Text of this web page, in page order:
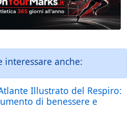
interessare anche:
Illustrato del Respiro:
di benessere e